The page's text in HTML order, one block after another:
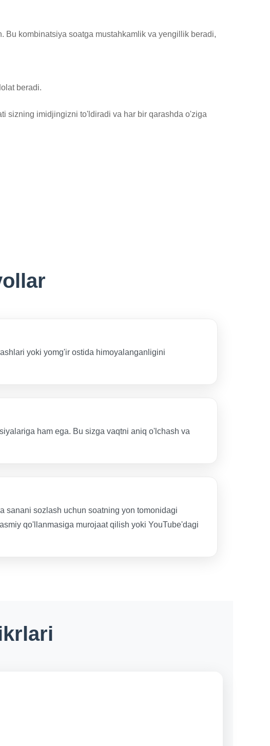
kombinatsiya soatga mustahkamlik va yengillik beradi,
beradi.
sizning imidjingizni to'ldiradi va har bir qarashda o'ziga
yoki yomg'ir ostida himoyalanganligini
ham ega. Bu sizga vaqtni aniq o'lchash va
sanani sozlash uchun soatning yon tomonidagi
qo'llanmasiga murojaat qilish yoki YouTube'dagi